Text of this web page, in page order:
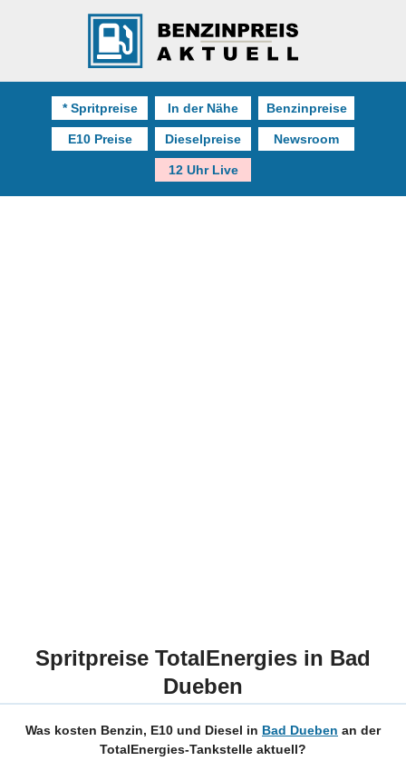
* Spritpreise In der Nähe Benzinpreise
E10 Preise Dieselpreise Newsroom
12 Uhr Live
Spritpreise TotalEnergies in Bad
Dueben
Was kosten Benzin, E10 und Diesel in Bad Dueben an der
TotalEnergies-Tankstelle aktuell?